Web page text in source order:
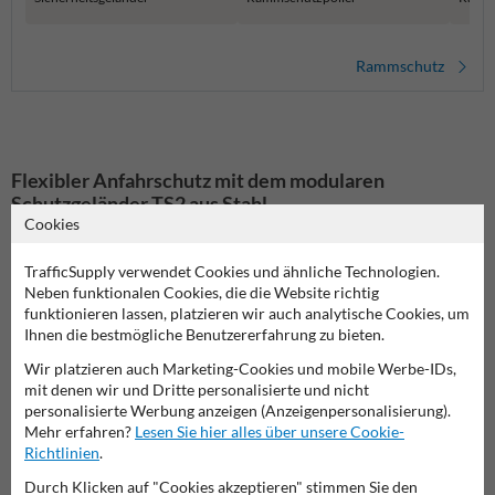
Rammschutz
Flexibler Anfahrschutz mit dem modularen
Schutzgeländer TS2 aus Stahl
Das modulare Schutzgeländer TS2 wurde entwickelt, um
Anfahrschäden zu schützen.Dank des modularen Designs können Sie
das Geländer individuell an Ihre Bedürfnisse anpassen und erweitern.
Die Kombination aus verzinktem Stahl und gelber
Pulverbeschichtung mit schwarzen Warnstreifen sorgt für hohe
Außenbereich.
Typische Einsatzbereiche dieses Schutzgeländers:
Abgrenzung von Fußgängerzonen in Lager- und Produktionshallen
Schutz von Maschinen und Anlagen vor Fahrzeugkollisionen
Sicherung von Verkehrswegen und Ladezonen
Cookies
TrafficSupply verwendet Cookies und ähnliche Technologien.
Neben funktionalen Cookies, die die Website richtig
funktionieren lassen, platzieren wir auch analytische Cookies, um
Ihnen die bestmögliche Benutzererfahrung zu bieten.
Wir platzieren auch Marketing-Cookies und mobile Werbe-IDs,
mit denen wir und Dritte personalisierte und nicht
personalisierte Werbung anzeigen (Anzeigenpersonalisierung).
Mehr erfahren? Lesen Sie hier alles über unsere Cookie-
Richtlinien.
Durch Klicken auf "Cookies akzeptieren" stimmen Sie den